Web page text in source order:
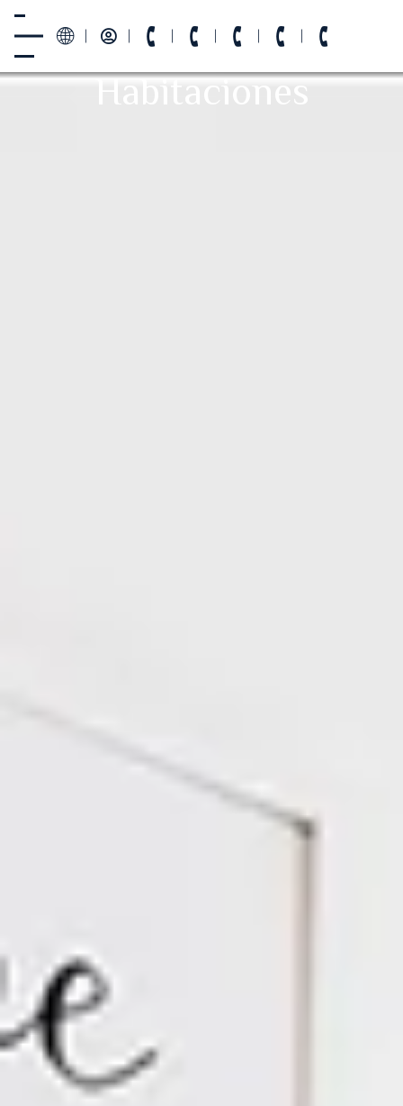
Habitaciones